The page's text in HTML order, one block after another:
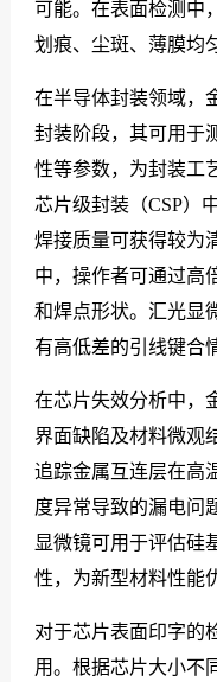
可能。在表面检测中
划痕、尘斑、薄膜均
在半导体封装领域，
封装阶段，其可用于
性等参数，为封装工
芯片级封装（CSP）
焊接质量可获得较为
中，操作者可通过高
和焊点形状。汇光显
有高低差的引线键合
在芯片失效分析中，
界面缺陷及材料微观
追踪金属互连层在高
度异常导致的漏电问
显微镜可用于评估硅
性，为新型材料性能
对于芯片表面印字的
用。根据芯片大小不